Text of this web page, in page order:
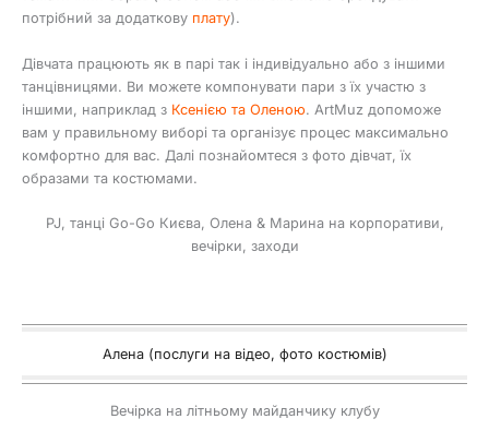
потрібний за додаткову плату).
Дівчата працюють як в парі так і індивідуально або з іншими
танцівницями. Ви можете компонувати пари з їх участю з
іншими, наприклад з Ксенією та Оленою. ArtMuz допоможе
вам у правильному виборі та організує процес максимально
комфортно для вас. Далі познайомтеся з фото дівчат, їх
образами та костюмами.
PJ, танці Go-Go Києва, Олена & Марина на корпоративи,
вечірки, заходи
Алена (послуги на відео, фото костюмів)
Вечірка на літньому майданчику клубу